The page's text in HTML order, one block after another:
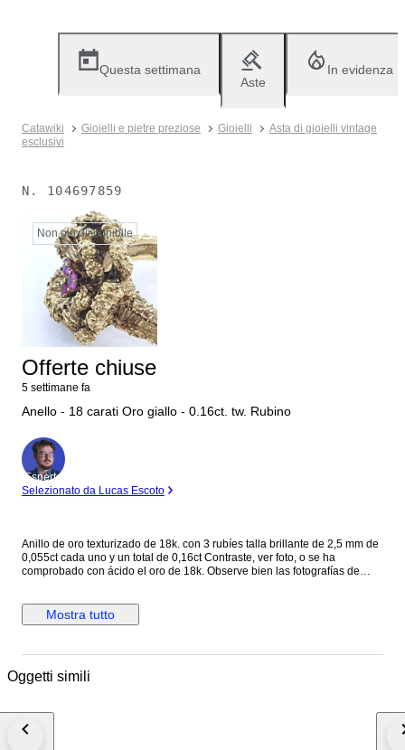
Questa settimana
Aste
In evidenza
Catawiki Gioielli e pietre preziose Gioielli
Asta di gioielli vintage
esclusivi
N. 104697859
Non più disponibile
Offerte chiuse
5 settimane fa
Anello - 18 carati Oro giallo - 0.16ct. tw. Rubino
Esperto
Selezionato da Lucas Escoto
Anillo de oro texturizado de 18k. con 3 rubíes talla brillante de 2,5 mm de
0,055ct cada uno y un total de 0,16ct Contraste, ver foto, o se ha
comprobado con ácido el oro de 18k. Observe bien las fotografías de
el ID o DNI para la documentación de aduana y si hubiera gastos serán
por cuenta del comprador Los envíos a islas, pueden tener incremento
el mundo a través de mensajería internacional DHL, UPS.... , con
Mostra tutto
Oggetti simili